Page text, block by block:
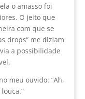
o amasso foi
O jeito que
com que se
drops” me diziam
a possibilidade
meu ouvido: “Ah,